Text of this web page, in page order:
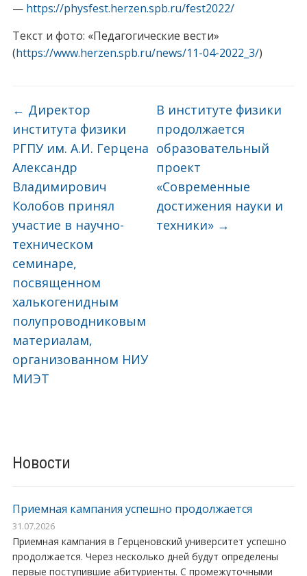
— https://physfest.herzen.spb.ru/fest2022/
Текст и фото: «Педагогические вести»
(https://www.herzen.spb.ru/news/11-04-2022_3/)
← Директор
института физики
РГПУ им. А.И. Герцена
Александр
Владимирович
Колобов принял
участие в научно-
техническом
семинаре,
посвященном
халькогенидным
полупроводниковым
материалам,
организованном НИУ
МИЭТ
В институте физики
продолжается
образовательный
проект
«Современные
достижения науки и
техники» →
Новости
Приемная кампания успешно продолжается
31.07.2026
Приемная кампания в Герценовский университет успешно
продолжается. Через несколько дней будут определены
первые поступившие абитуриенты. С промежуточными